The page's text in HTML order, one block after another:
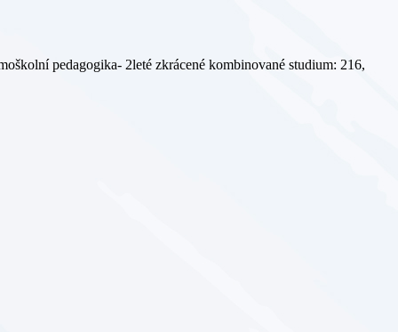
pedagogika- 2leté zkrácené kombinované studium: 216,